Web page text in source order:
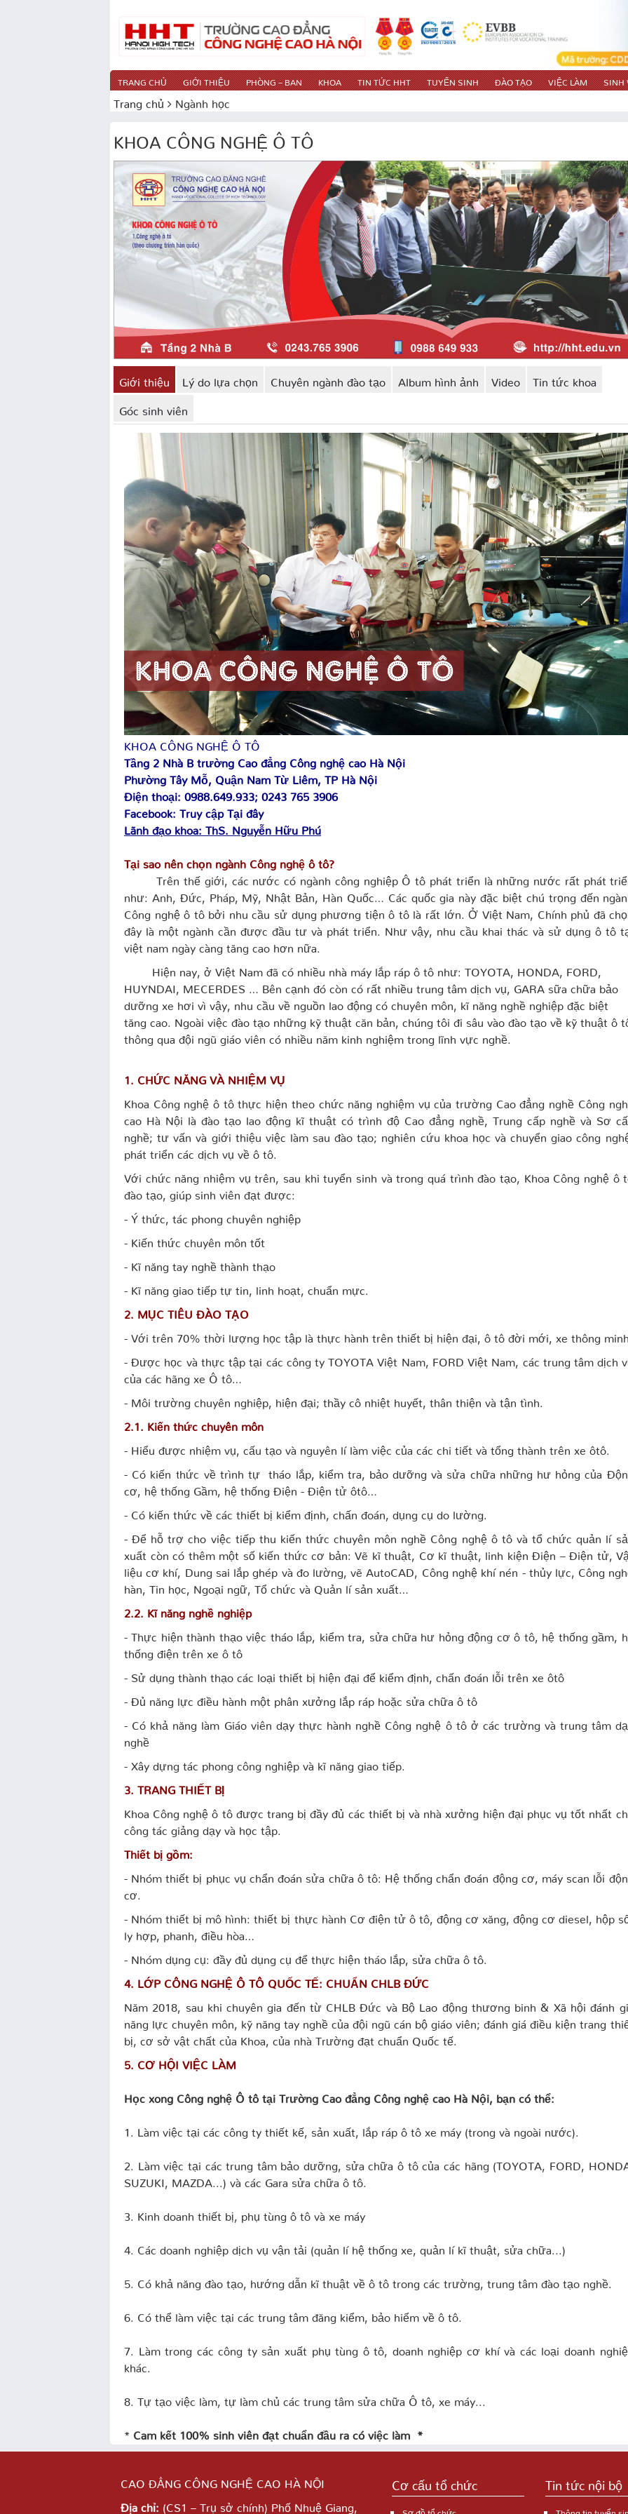
TRANG CHỦ GIỚI THIỆU PHÒNG – BAN KHOA TIN TỨC HHT TUYỂN SINH ĐÀO TẠO VIỆC LÀM SINH
Trang chủ Ngành học
KHOA CÔNG NGHỆ Ô TÔ
Giới thiệu Lý do lựa chọn Chuyên ngành đào tạo Album hình ảnh Video Tin tức khoa
Góc sinh viên
KHOA CÔNG NGHỆ Ô TÔ
Tầng 2 Nhà B trường Cao đẳng Công nghệ cao Hà Nội
Phường Tây Mỗ, Quận Nam Từ Liêm, TP Hà Nội
Điện thoại: 0988.649.933; 0243 765 3906
Facebook: Truy cập Tại đây
Lãnh đạo khoa: ThS. Nguyễn Hữu Phú
Tại sao nên chọn ngành Công nghệ ô tô?
Trên thế giới, các nước có ngành công nghiệp Ô tô phát triển là những nước rất phát
như: Anh, Đức, Pháp, Mỹ, Nhật Bản, Hàn Quốc… Các quốc gia này đặc biệt chú trọng đến
Công nghệ ô tô bởi nhu cầu sử dụng phương tiện ô tô là rất lớn. Ở Việt Nam, Chính phủ đã
đây là một ngành cần được đầu tư và phát triển. Như vậy, nhu cầu khai thác và sử dụng ô tô
việt nam ngày càng tăng cao hơn nữa.
Hiện nay, ở Việt Nam đã có nhiều nhà máy lắp ráp ô tô như: TOYOTA, HONDA, FORD,
HUYNDAI, MECERDES … Bên cạnh đó còn có rất nhiều trung tâm dịch vụ, GARA sữa chữa bảo
dưỡng xe hơi vì vậy, nhu cầu về nguồn lao động có chuyên môn, kĩ năng nghề nghiệp đặc biệt
tăng cao. Ngoài việc đào tạo những kỹ thuật căn bản, chúng tôi đi sâu vào đào tạo về kỹ thuật ô
thông qua đội ngũ giáo viên có nhiều năm kinh nghiệm trong lĩnh vực nghề.
1. CHỨC NĂNG VÀ NHIỆM VỤ
Khoa Công nghệ ô tô thực hiện theo chức năng nghiệm vụ của trường Cao đẳng nghề Công
cao Hà Nội là đào tạo lao động kĩ thuật có trình độ Cao đẳng nghề, Trung cấp nghề và Sơ
nghề; tư vấn và giới thiệu việc làm sau đào tạo; nghiên cứu khoa học và chuyển giao công
phát triển các dịch vụ về ô tô.
Với chức năng nhiệm vụ trên, sau khi tuyển sinh và trong quá trình đào tạo, Khoa Công nghệ ô
đào tạo, giúp sinh viên đạt được:
- Ý thức, tác phong chuyên nghiệp
- Kiến thức chuyên môn tốt
- Kĩ năng tay nghề thành thạo
- Kĩ năng giao tiếp tự tin, linh hoạt, chuẩn mực.
2. MỤC TIÊU ĐÀO TẠO
- Với trên 70% thời lượng học tập là thực hành trên thiết bị hiện đại, ô tô đời mới, xe thông minh.
- Được học và thực tập tại các công ty TOYOTA Việt Nam, FORD Việt Nam, các trung tâm dịch
của các hãng xe Ô tô…
- Môi trường chuyên nghiệp, hiện đại; thầy cô nhiệt huyết, thân thiện và tận tình.
2.1. Kiến thức chuyên môn
- Hiểu được nhiệm vụ, cấu tạo và nguyên lí làm việc của các chi tiết và tổng thành trên xe ôtô.
- Có kiến thức về trình tự tháo lắp, kiểm tra, bảo dưỡng và sửa chữa những hư hỏng của
cơ, hệ thống Gầm, hệ thống Điện - Điện tử ôtô…
- Có kiến thức về các thiết bị kiểm định, chấn đoán, dụng cụ do lường.
- Để hỗ trợ cho việc tiếp thu kiến thức chuyên môn nghề Công nghệ ô tô và tổ chức quản lí
xuất còn có thêm một số kiến thức cơ bản: Vẽ kĩ thuật, Cơ kĩ thuật, linh kiện Điện – Điện tử,
liệu cơ khí, Dung sai lắp ghép và đo lường, vẽ AutoCAD, Công nghệ khí nén - thủy lực, Công
hàn, Tin học, Ngoại ngữ, Tổ chức và Quản lí sản xuất…
2.2. Kĩ năng nghề nghiệp
- Thực hiện thành thạo việc tháo lắp, kiểm tra, sửa chữa hư hỏng động cơ ô tô, hệ thống gầm,
thống điện trên xe ô tô
- Sử dụng thành thạo các loại thiết bị hiện đại để kiểm định, chấn đoán lỗi trên xe ôtô
- Đủ năng lực điều hành một phân xưởng lắp ráp hoặc sửa chữa ô tô
- Có khả năng làm Giáo viên dạy thực hành nghề Công nghệ ô tô ở các trường và trung tâm
nghề
- Xây dựng tác phong công nghiệp và kĩ năng giao tiếp.
3. TRANG THIẾT BỊ
Khoa Công nghệ ô tô được trang bị đầy đủ các thiết bị và nhà xưởng hiện đại phục vụ tốt nhất
công tác giảng dạy và học tập.
Thiết bị gồm:
- Nhóm thiết bị phục vụ chẩn đoán sửa chữa ô tô: Hệ thống chẩn đoán động cơ, máy scan lỗi
cơ.
- Nhóm thiết bị mô hình: thiết bị thực hành Cơ điện tử ô tô, động cơ xăng, động cơ diesel, hộp
ly hợp, phanh, điều hòa…
- Nhóm dụng cụ: đầy đủ dụng cụ để thực hiện tháo lắp, sửa chữa ô tô.
4 LỚP CÔNG NGHỆ Ô TÔ QUỐC TẾ: CHUẨN CHLB ĐỨC
Năm 2018, sau khi chuyên gia đến từ CHLB Đức và Bộ Lao động thương binh & Xã hội đánh
năng lực chuyên môn, kỹ năng tay nghề của đội ngũ cán bộ giáo viên; đánh giá điều kiện trang
bị, cơ sở vật chất của Khoa, của nhà Trường đạt chuẩn Quốc tế.
5. CƠ HỘI VIỆC LÀM
Học xong Công nghệ Ô tô tại Trường Cao đẳng Công nghệ cao Hà Nội, bạn có thể:
1. Làm việc tại các công ty thiết kế, sản xuất, lắp ráp ô tô xe máy (trong và ngoài nước).
2. Làm việc tại các trung tâm bảo dưỡng, sửa chữa ô tô của các hãng (TOYOTA, FORD,
SUZUKI, MAZDA...) và các Gara sửa chữa ô tô.
3. Kinh doanh thiết bị, phụ tùng ô tô và xe máy
4. Các doanh nghiệp dịch vụ vận tải (quản lí hệ thống xe, quản lí kĩ thuật, sửa chữa...)
5. Có khả năng đào tạo, hướng dẫn kĩ thuật về ô tô trong các trường, trung tâm đào tạo nghề.
6. Có thể làm việc tại các trung tâm đăng kiểm, bảo hiểm về ô tô.
7. Làm trong các công ty sản xuất phụ tùng ô tô, doanh nghiệp cơ khí và các loại doanh
khác.
8. Tự tạo việc làm, tự làm chủ các trung tâm sửa chữa Ô tô, xe máy...
* Cam kết 100% sinh viên đạt chuẩn đầu ra có việc làm *
CAO ĐẲNG CÔNG NGHỆ CAO HÀ NỘI
Địa chỉ: (CS1 – Trụ sở chính) Phố Nhuệ Giang,
Cơ cấu tổ chức
Sơ đồ tổ chức
Tin tức nội bộ
Thông tin tuyển